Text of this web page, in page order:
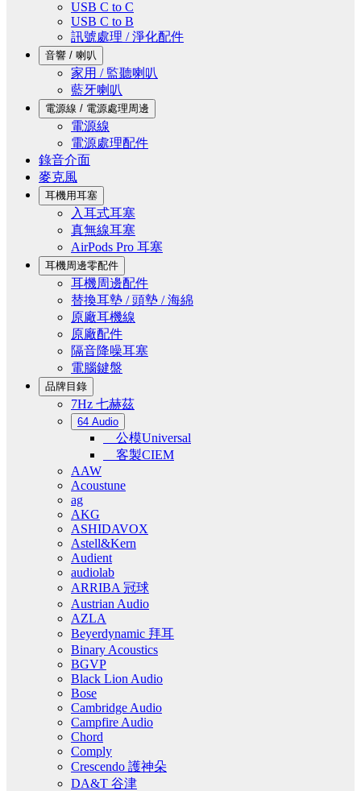
USB C to C
USB C to B
訊號處理 / 淨化配件
音響 / 喇叭
家用 / 監聽喇叭
藍牙喇叭
電源線 / 電源處理周邊
電源線
電源處理配件
錄音介面
麥克風
耳機用耳塞
入耳式耳塞
真無線耳塞
AirPods Pro 耳塞
耳機周邊零配件
耳機周邊配件
替換耳墊 / 頭墊 / 海綿
原廠耳機線
原廠配件
隔音降噪耳塞
電腦鍵盤
品牌目錄
7Hz 七赫茲
64 Audio
公模Universal
客製CIEM
AAW
Acoustune
ag
AKG
ASHIDAVOX
Astell&Kern
Audient
audiolab
ARRIBA 冠球
Austrian Audio
AZLA
Beyerdynamic 拜耳
Binary Acoustics
BGVP
Black Lion Audio
Bose
Cambridge Audio
Campfire Audio
Chord
Comply
Crescendo 護神朵
DA&T 谷津